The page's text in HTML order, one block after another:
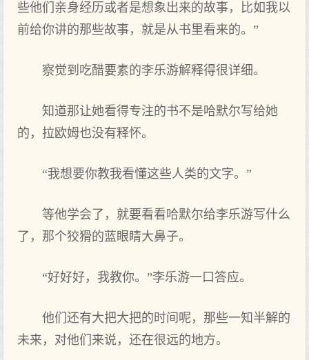
些他们亲身经历或者是想象出来的故事，比如我以
前给你讲的那些故事，就是从书里看来的。”
察觉到吃醋要素的李乐游解释得‌很详细。
知道那让她看得‌专注的书不是哈默尔写给她
的，拉欧姆也没有释怀。
“我想要你教我看懂这些人类的文‌字。”
等他学会了‌，就要看看哈默尔给李乐游写什么
了‌，那个狡猾的蓝眼睛大鼻子。
“好好好，我教你。”李乐游一口答应。
他们还有大把大把的时间呢，那些一知半解的
未来，对‌他们来说，还在很远的地方。